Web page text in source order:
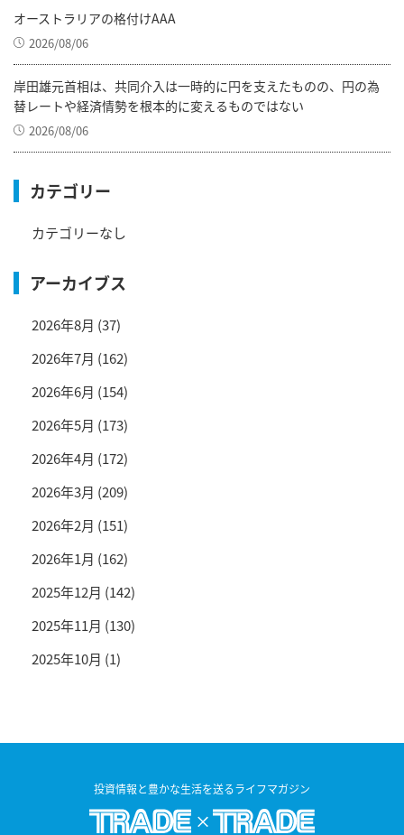
オーストラリアの格付けAAA
2026/08/06
岸田雄元首相は、共同介入は一時的に円を支えたものの、円の為
替レートや経済情勢を根本的に変えるものではない
2026/08/06
カテゴリー
カテゴリーなし
アーカイブス
2026年8月 (37)
2026年7月 (162)
2026年6月 (154)
2026年5月 (173)
2026年4月 (172)
2026年3月 (209)
2026年2月 (151)
2026年1月 (162)
2025年12月 (142)
2025年11月 (130)
2025年10月 (1)
投資情報と豊かな生活を送るライフマガジン